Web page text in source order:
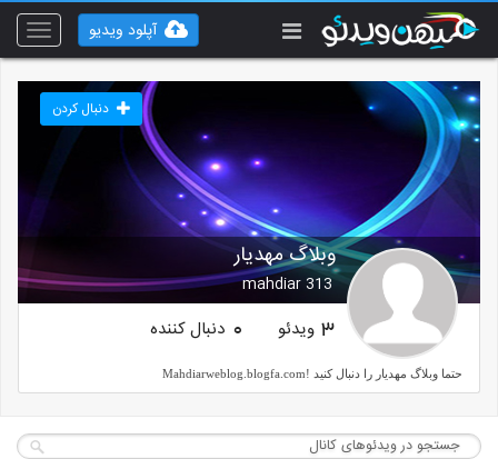
Toggle
آپلود ویدیو
وبلاگ مهدیار
mahdiar 313
دنبال کردن
3 ویدئو 0 دنبال کننده
حتما وبلاگ مهدیار را دنبال کنید !Mahdiarweblog.blogfa.com